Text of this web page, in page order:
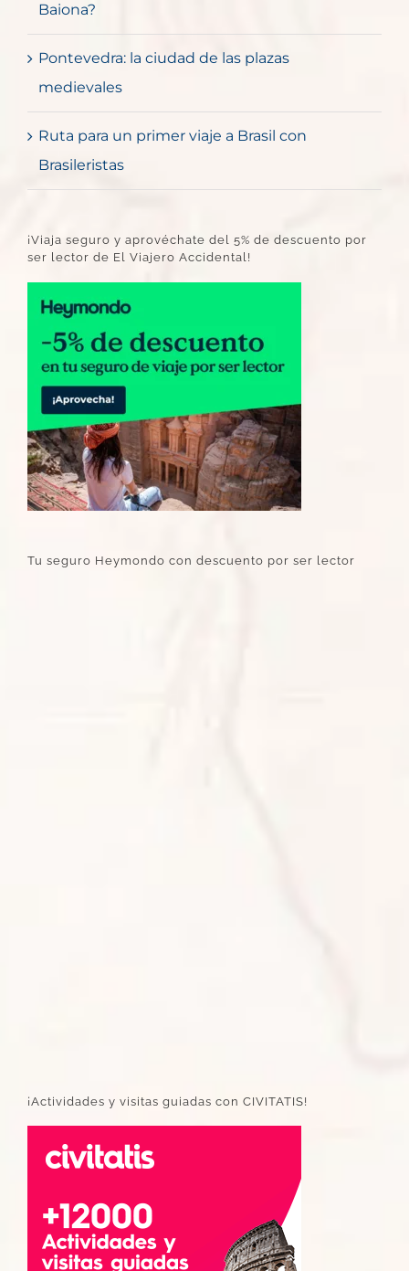
Baiona?
Pontevedra: la ciudad de las plazas
medievales
Ruta para un primer viaje a Brasil con
Brasileristas
¡Viaja seguro y aprovéchate del 5% de descuento por
ser lector de El Viajero Accidental!
Tu seguro Heymondo con descuento por ser lector
¡Actividades y visitas guiadas con CIVITATIS!